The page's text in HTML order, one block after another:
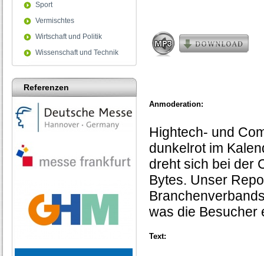
Sport
Vermischtes
Wirtschaft und Politik
Wissenschaft und Technik
Referenzen
Anmoderation:
Hightech- und
dunkelrot im
dreht sich bei der
Bytes. Unser
was die Besucher
Text: